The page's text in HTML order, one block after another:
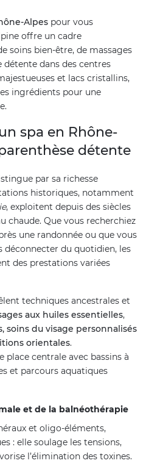
Alpes pour vous
offre un cadre
soins bien-être, de massages
dans des centres
et lacs cristallins,
ingrédients pour une
spa en Rhône-
détente
par sa richesse
historiques, notamment
, exploitent depuis des siècles
chaude. Que vous recherchiez
une randonnée ou que vous
du quotidien, les
des prestations variées
techniques ancestrales et
aux huiles essentielles,
soins du visage personnalisés
orientales.
place centrale avec bassins à
et parcours aquatiques
et de la balnéothérapie
et oligo-éléments,
: elle soulage les tensions,
l’élimination des toxines.